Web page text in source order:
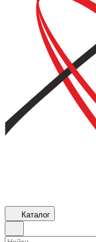
Каталог